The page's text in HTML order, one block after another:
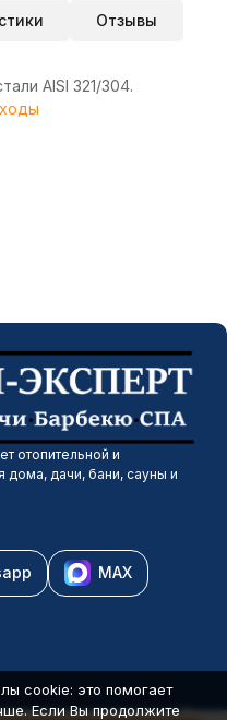
Отзывы
AISI 321/304.
отопительной и
дома, дачи, бани, сауны и
MAX
cookie: это помогает
Если Вы продолжите